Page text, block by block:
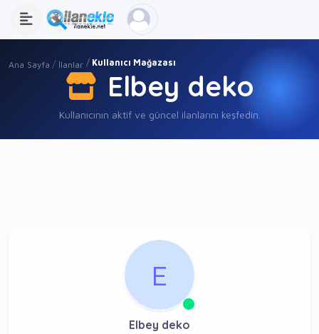
Ana Sayfa İlanlar Kullanıcı Mağazası
Elbey deko
Kullanıcının aktif ve güncel ilanlarını keşfedin.
E
Elbey deko